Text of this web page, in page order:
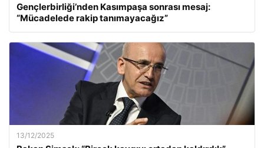
Gençlerbirliği’nden Kasımpaşa sonrası mesaj:
“Mücadelede rakip tanımayacağız”
13/12/2025